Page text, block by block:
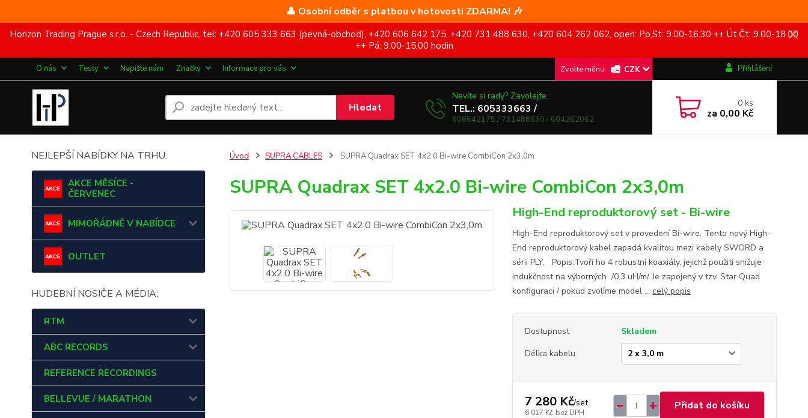
👤 Osobní odběr s platbou v hotovosti ZDARMA! 🎶
Horizon Trading Prague s.r.o. - Czech Republic, tel: +420 605 333 663 (pevná-obchod), +420 606 642 175, +420 731 488 630, +420 604 262 062, open: Po,St: 9.00-16.30 ++ Út,Čt: 9.00-18.00
++ Pá: 9.00-15.00 hodin
O nás Testy Napište nám Značky Informace pro vás CZK Přihlášení
Hledat
Nevíte si rady? Zavolejte.
TEL.: 605333663 /
606642175 / 731488630 / 604262062
0ks
za 0,00 Kč
NEJLEPŠÍ NABÍDKY NA TRHU:
AKCE MĚSÍCE -
ČERVENEC
MIMOŘÁDNĚ V NABÍDCE
OUTLET
HUDEBNÍ NOSIČE A MÉDIA:
RTM
ABC RECORDS
REFERENCE RECORDINGS
BELLEVUE / MARATHON
Úvod SUPRA CABLES SUPRA Quadrax SET 4x2.0 Bi-wire CombiCon 2x3,0m
SUPRA Quadrax SET 4x2.0 Bi-wire CombiCon 2x3,0m
High-End reproduktorový set - Bi-wire
High-End reproduktorový set v provedení Bi-wire. Tento nový High-
End reproduktorový kabel zapadá kvalitou mezi kabely SWORD a
sérii PLY. Popis:Tvoří ho 4 robustní koaxiály, jejichž použití snižuje
indukčnost na výborných /0.3 uH/m/. Je zapojený v tzv. Star Quad
konfiguraci / pokud zvolíme model ... celý popis
Dostupnost
Skladem
Délka kabelu
7 280 Kč/set
6 017 Kč bez DPH
Přidat do košíku